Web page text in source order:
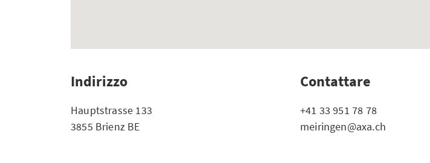
Indirizzo
Hauptstrasse 133
3855 Brienz BE
Contattare
+41 33 951 78 78
meiringen@axa.ch